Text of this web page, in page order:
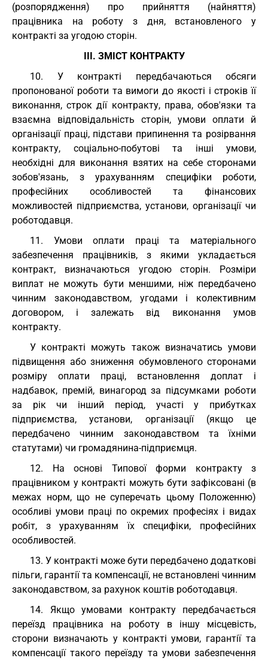
(розпорядження) про прийняття (найняття)
працівника на роботу з дня, встановленого у
контракті за угодою сторін.
III. ЗМІСТ КОНТРАКТУ
10. У контракті передбачаються обсяги
пропонованої роботи та вимоги до якості і строків її
виконання, строк дії контракту, права, обов'язки та
взаємна відповідальність сторін, умови оплати й
організації праці, підстави припинення та розірвання
контракту, соціально-побутові та інші умови,
необхідні для виконання взятих на себе сторонами
зобов'язань, з урахуванням специфіки роботи,
професійних особливостей та фінансових
можливостей підприємства, установи, організації чи
роботодавця.
11. Умови оплати праці та матеріального
забезпечення працівників, з якими укладається
контракт, визначаються угодою сторін. Розміри
виплат не можуть бути меншими, ніж передбачено
чинним законодавством, угодами і колективним
договором, і залежать від виконання умов
контракту.
У контракті можуть також визначатись умови
підвищення або зниження обумовленого сторонами
розміру оплати праці, встановлення доплат і
надбавок, премій, винагород за підсумками роботи
за рік чи інший період, участі у прибутках
підприємства, установи, організації (якщо це
передбачено чинним законодавством та їхніми
статутами) чи громадянина-підприємця.
12. На основі Типової форми контракту з
працівником у контракті можуть бути зафіксовані (в
межах норм, що не суперечать цьому Положенню)
особливі умови праці по окремих професіях і видах
робіт, з урахуванням їх специфіки, професійних
особливостей.
13. У контракті може бути передбачено додаткові
пільги, гарантії та компенсації, не встановлені чинним
законодавством, за рахунок коштів роботодавця.
14. Якщо умовами контракту передбачається
переїзд працівника на роботу в іншу місцевість,
сторони визначають у контракті умови, гарантії та
компенсації такого переїзду та умови забезпечення